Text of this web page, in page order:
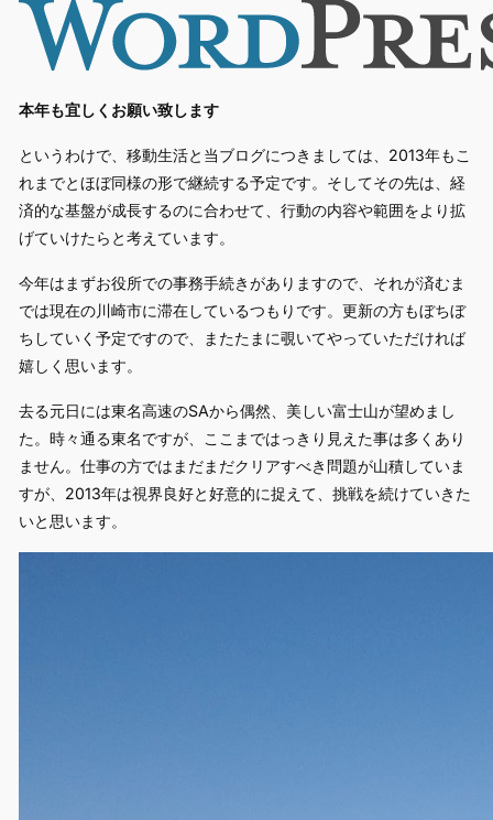
本年も宜しくお願い致します
というわけで、移動生活と当ブログにつきましては、2013年もこ
れまでとほぼ同様の形で継続する予定です。そしてその先は、経
済的な基盤が成長するのに合わせて、行動の内容や範囲をより拡
げていけたらと考えています。
今年はまずお役所での事務手続きがありますので、それが済むま
では現在の川崎市に滞在しているつもりです。更新の方もぼちぼ
ちしていく予定ですので、またたまに覗いてやっていただければ
嬉しく思います。
去る元日には東名高速のSAから偶然、美しい富士山が望めまし
た。時々通る東名ですが、ここまではっきり見えた事は多くあり
ません。仕事の方ではまだまだクリアすべき問題が山積していま
すが、2013年は視界良好と好意的に捉えて、挑戦を続けていきた
いと思います。